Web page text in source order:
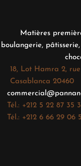
Matières
boulangerie,
18, Lot Hamra 2,
Casablanca 20460
Tél.: +212 5 22 87 35
Tél.: +212 6 66 29 06